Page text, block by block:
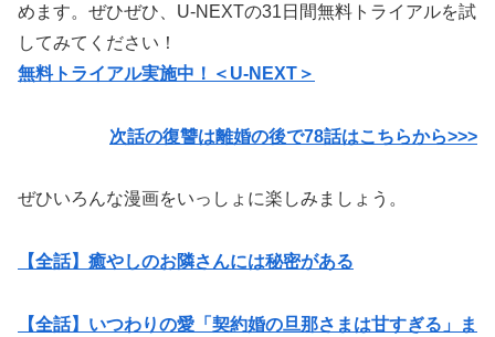
めます。ぜひぜひ、U-NEXTの31日間無料トライアルを試
してみてください！
無料トライアル実施中！＜U-NEXT＞
次話の復讐は離婚の後で78話はこちらから>>>
ぜひいろんな漫画をいっしょに楽しみましょう。
【全話】癒やしのお隣さんには秘密がある
【全話】いつわりの愛「契約婚の旦那さまは甘すぎる」ま